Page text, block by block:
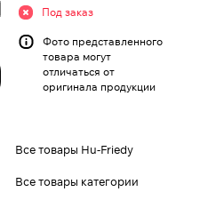
Под заказ
Фото представленного
товара могут
отличаться от
оригинала продукции
Все товары Hu-Friedy
Все товары категории